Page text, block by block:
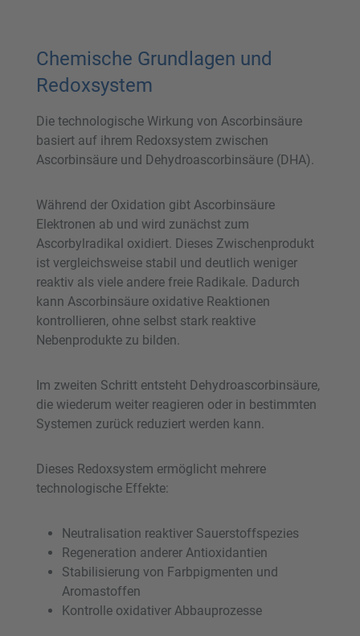
Chemische Grundlagen und
Redoxsystem
Die technologische Wirkung von Ascorbinsäure
basiert auf ihrem Redoxsystem zwischen
Ascorbinsäure und Dehydroascorbinsäure (DHA).
Während der Oxidation gibt Ascorbinsäure
Elektronen ab und wird zunächst zum
Ascorbylradikal oxidiert. Dieses Zwischenprodukt
ist vergleichsweise stabil und deutlich weniger
reaktiv als viele andere freie Radikale. Dadurch
kann Ascorbinsäure oxidative Reaktionen
kontrollieren, ohne selbst stark reaktive
Nebenprodukte zu bilden.
Im zweiten Schritt entsteht Dehydroascorbinsäure,
die wiederum weiter reagieren oder in bestimmten
Systemen zurück reduziert werden kann.
Dieses Redoxsystem ermöglicht mehrere
technologische Effekte:
Neutralisation reaktiver Sauerstoffspezies
Regeneration anderer Antioxidantien
Stabilisierung von Farbpigmenten und
Aromastoffen
Kontrolle oxidativer Abbauprozesse